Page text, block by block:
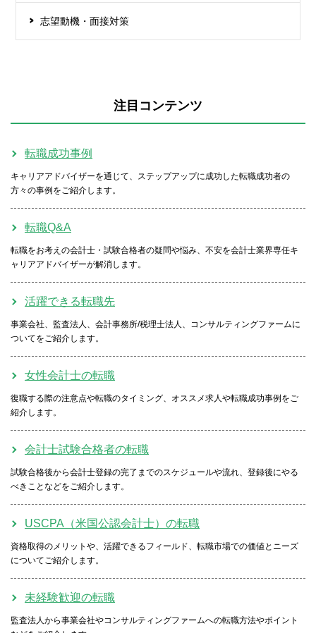
志望動機・面接対策
注目コンテンツ
転職成功事例
キャリアアドバイザーを通じて、ステップアップに成功した転職成功者の
方々の事例をご紹介します。
転職Q&A
転職をお考えの会計士・試験合格者の疑問や悩み、不安を会計士業界専任キ
ャリアアドバイザーが解消します。
活躍できる転職先
事業会社、監査法人、会計事務所/税理士法人、コンサルティングファームに
ついてをご紹介します。
女性会計士の転職
復職する際の注意点や転職のタイミング、オススメ求人や転職成功事例をご
紹介します。
会計士試験合格者の転職
試験合格後から会計士登録の完了までのスケジュールや流れ、登録後にやる
べきことなどをご紹介します。
USCPA（米国公認会計士）の転職
資格取得のメリットや、活躍できるフィールド、転職市場での価値とニーズ
についてご紹介します。
未経験歓迎の転職
監査法人から事業会社やコンサルティングファームへの転職方法やポイント